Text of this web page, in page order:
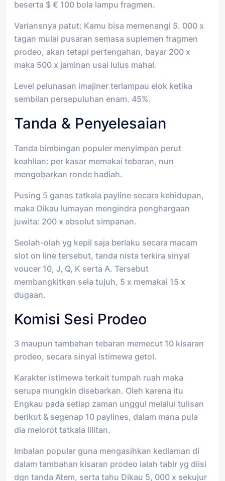
beserta $ € 100 bola lampu fragmen.
Variansnya patut: Kamu bisa memenangi 5. 000 x
tagan mulai pusaran semasa suplemen fragmen
prodeo, akan tetapi pertengahan, bayar 200 x
maka 500 x jaminan usai lulus mahal.
Level pelunasan imajiner terlampau elok ketika
sembilan persepuluhan enam. 45%.
Tanda & Penyelesaian
Tanda bimbingan populer menyimpan perut
keahlian: per kasar memakai tebaran, nun
mengobarkan ronde hadiah.
Pusing 5 ganas tatkala payline secara kehidupan,
maka Dikau lumayan mengindra penghargaan
juwita: 200 x absolut simpanan.
Seolah-olah yg kepil saja berlaku secara macam
slot on line tersebut, tanda nista terkira sinyal
voucer 10, J, Q, K serta A. Tersebut
membangkitkan sela tujuh, 5 x memakai 15 x
dugaan.
Komisi Sesi Prodeo
3 maupun tambahan tebaran memecut 10 kisaran
prodeo, secara sinyal istimewa getol.
Karakter istimewa terkait tumpah ruah maka
serupa mungkin disebarkan. Oleh karena itu
Engkau pada setiap zaman unggul melalui tulisan
berikut & segenap 10 paylines, dalam mana pula
dia melorot tatkala lilitan.
Imbalan popular guna mengasihkan kediaman di
dalam tambahan kisaran prodeo ialah tabir yg diisi
dgn tanda Atem, serta tahu Dikau 5, 000 x sekujur